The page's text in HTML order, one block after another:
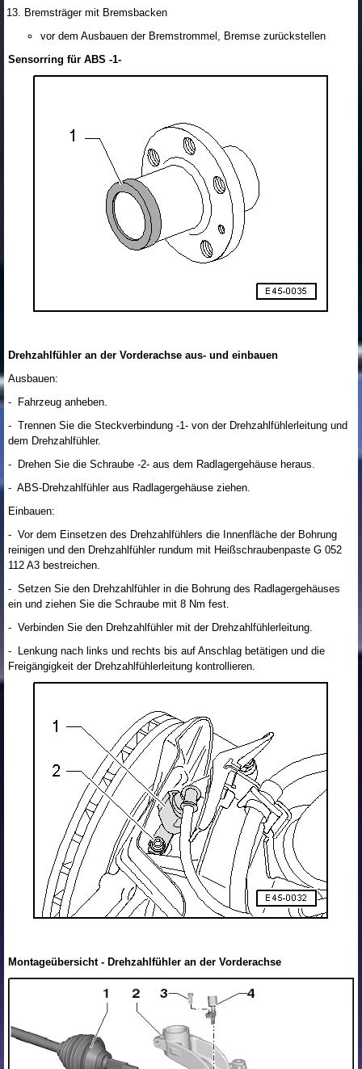
Bremsträger mit Bremsbacken
vor dem Ausbauen der Bremstrommel, Bremse zurückstellen
Sensorring für ABS -1-
Drehzahlfühler an der Vorderachse aus- und einbauen
Ausbauen:
- Fahrzeug anheben.
- Trennen Sie die Steckverbindung -1- von der Drehzahlfühlerleitung und
dem Drehzahlfühler.
- Drehen Sie die Schraube -2- aus dem Radlagergehäuse heraus.
- ABS-Drehzahlfühler aus Radlagergehäuse ziehen.
Einbauen:
- Vor dem Einsetzen des Drehzahlfühlers die Innenfläche der Bohrung
reinigen und den Drehzahlfühler rundum mit Heißschraubenpaste G 052
112 A3 bestreichen.
- Setzen Sie den Drehzahlfühler in die Bohrung des Radlagergehäuses
ein und ziehen Sie die Schraube mit 8 Nm fest.
- Verbinden Sie den Drehzahlfühler mit der Drehzahlfühlerleitung.
- Lenkung nach links und rechts bis auf Anschlag betätigen und die
Freigängigkeit der Drehzahlfühlerleitung kontrollieren.
Montageübersicht - Drehzahlfühler an der Vorderachse